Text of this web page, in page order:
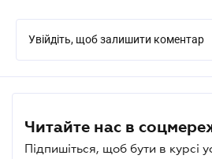
Увійдіть, щоб залишити коментар
Читайте нас в
Підпишіться, щоб бути в курсі